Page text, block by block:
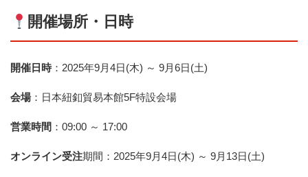
開催場所・日時
開催日時：2025年9月4日(木) ～ 9月6日(土)
会場：日本紐釦貿易本館5F特設会場
営業時間 ：09:00 ～ 17:00
オンライン受注期間：2025年9月4日(木) ～ 9月13日(土)